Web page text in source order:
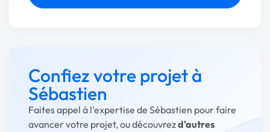
Confiez votre projet à
Sébastien
Faites appel à l'expertise de Sébastien pour faire
avancer votre projet, ou découvrezd'autres